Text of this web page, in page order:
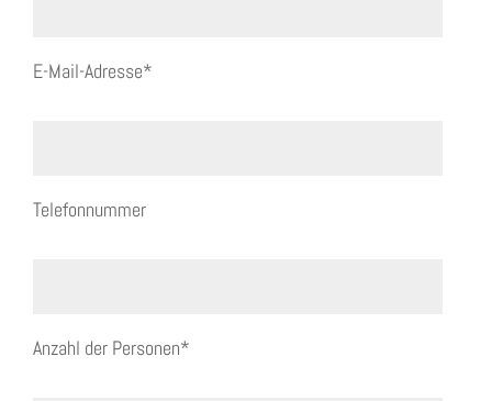
E-Mail-Adresse*
Telefonnummer
Anzahl der Personen*